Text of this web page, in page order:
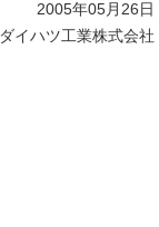
2005年05月26日
ダイハツ工業株式会社